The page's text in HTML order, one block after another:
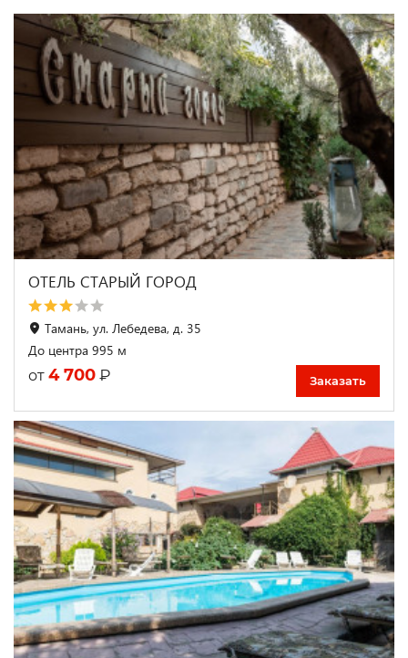
ОТЕЛЬ СТАРЫЙ ГОРОД
Тамань, ул. Лебедева, д. 35
До центра 995 м
от 4 700 ₽ Заказать